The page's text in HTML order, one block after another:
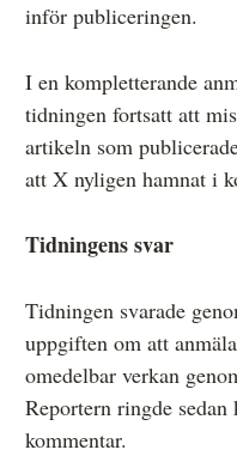
inför publiceringen.
I en kompletterande
tidningen fortsatt att
artikeln som
att X nyligen hamnat i
Tidningens svar
Tidningen svarade
uppgiften om att
omedelbar verkan
Reportern ringde
kommentar.